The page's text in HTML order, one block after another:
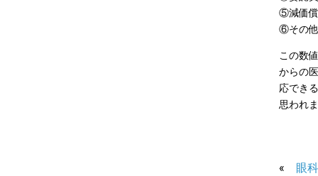
⑤減価償
⑥その他
この数
からの
応でき
思われ
« 眼